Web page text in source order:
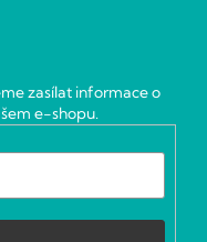
zasílat informace o
e-shopu.